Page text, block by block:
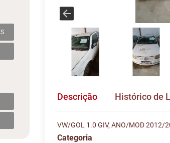
Descrição Histórico de
VW/GOL 1.0 GIV, ANO/MOD 2012/
Categoria